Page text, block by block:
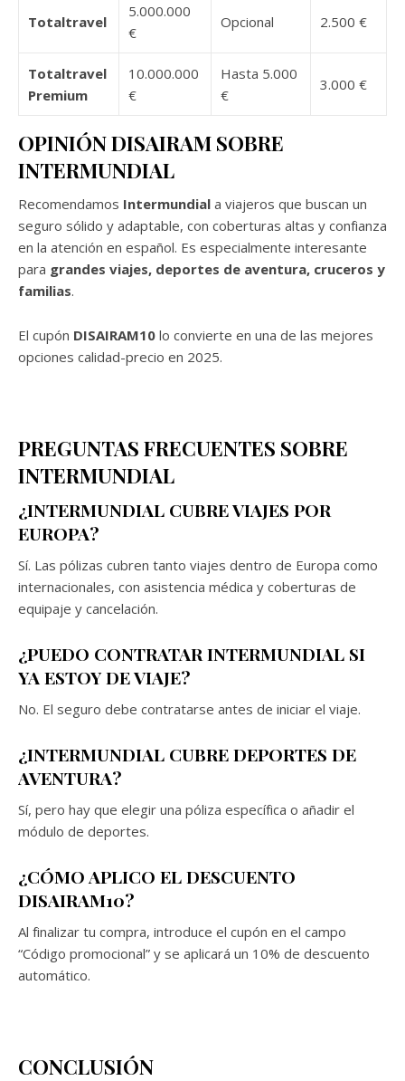
Totaltravel
5.000.000
€
Opcional 2.500 €
Totaltravel
Premium
10.000.000
€
Hasta 5.000
€
3.000 €
OPINIÓN DISAIRAM SOBRE
INTERMUNDIAL
Recomendamos Intermundial a viajeros que buscan un
seguro sólido y adaptable, con coberturas altas y confianza
en la atención en español. Es especialmente interesante
para grandes viajes, deportes de aventura, cruceros y
familias.
El cupón DISAIRAM10 lo convierte en una de las mejores
opciones calidad-precio en 2025.
PREGUNTAS FRECUENTES SOBRE
INTERMUNDIAL
¿INTERMUNDIAL CUBRE VIAJES POR
EUROPA?
Sí. Las pólizas cubren tanto viajes dentro de Europa como
internacionales, con asistencia médica y coberturas de
equipaje y cancelación.
¿PUEDO CONTRATAR INTERMUNDIAL SI
YA ESTOY DE VIAJE?
No. El seguro debe contratarse antes de iniciar el viaje.
¿INTERMUNDIAL CUBRE DEPORTES DE
AVENTURA?
Sí, pero hay que elegir una póliza específica o añadir el
módulo de deportes.
¿CÓMO APLICO EL DESCUENTO
DISAIRAM10?
Al finalizar tu compra, introduce el cupón en el campo
“Código promocional” y se aplicará un 10% de descuento
automático.
CONCLUSIÓN